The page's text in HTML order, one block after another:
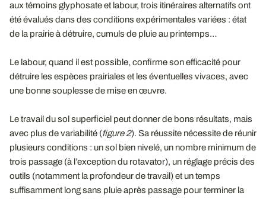
aux témoins glyphosate et labour, trois itinéraires alternatifs ont
été évalués dans des conditions expérimentales variées : état
de la prairie à détruire, cumuls de pluie au printemps…
Le labour, quand il est possible, confirme son efficacité pour
détruire les espèces prairiales et les éventuelles vivaces, avec
une bonne souplesse de mise en œuvre.
Le travail du sol superficiel peut donner de bons résultats, mais
avec plus de variabilité (figure 2). Sa réussite nécessite de réunir
plusieurs conditions : un sol bien nivelé, un nombre minimum de
trois passage (à l’exception du rotavator), un réglage précis des
outils (notamment la profondeur de travail) et un temps
suffisamment long sans pluie après passage pour terminer la